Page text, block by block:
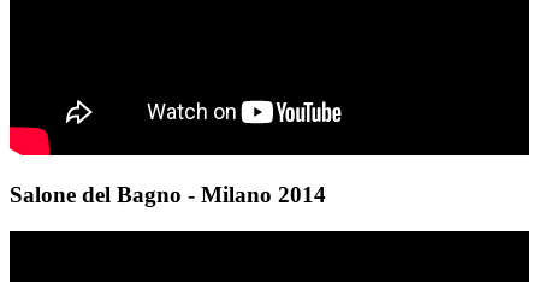
Salone del Bagno - Milano 2014